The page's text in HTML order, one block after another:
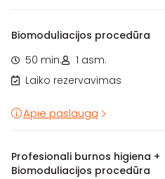
Biomoduliacijos procedūra
50 min.
1 asm.
Laiko rezervavimas
Apie paslaugą
Profesionali burnos higiena +
Biomoduliacijos procedūra